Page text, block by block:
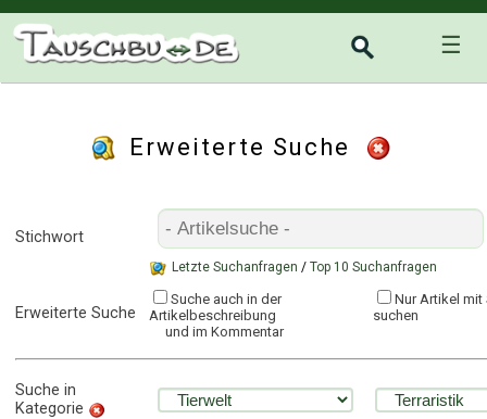
☰
Erweiterte Suche
Stichwort
Letzte Suchanfragen / Top 10 Suchanfragen
Erweiterte Suche
Suche auch in der
Artikelbeschreibung
und im Kommentar
Nur Artikel
suchen
Suche in
Kategorie